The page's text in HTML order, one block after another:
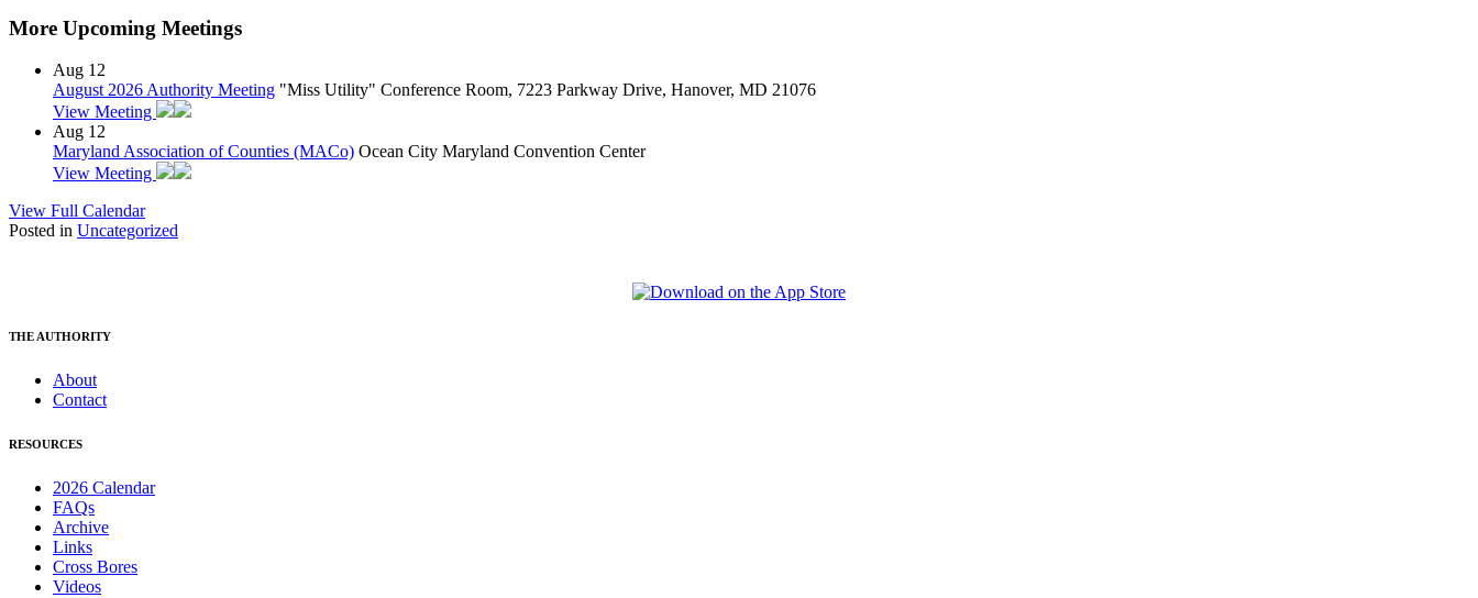
More Upcoming Meetings
Aug 12
August 2026 Authority Meeting "Miss Utility" Conference Room, 7223 Parkway Drive, Hanover, MD 21076
View Meeting
Aug 12
Maryland Association of Counties (MACo) Ocean City Maryland Convention Center
View Meeting
View Full Calendar
Posted in Uncategorized
THE AUTHORITY
About
Contact
RESOURCES
2026 Calendar
FAQs
Archive
Links
Cross Bores
Videos